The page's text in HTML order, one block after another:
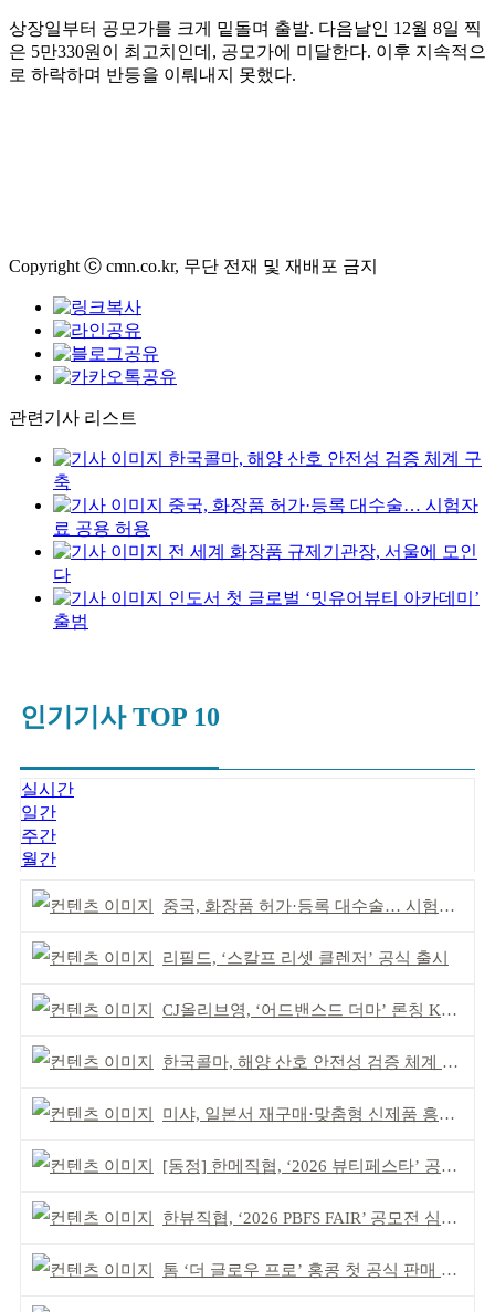
상장일부터 공모가를 크게 밑돌며 출발. 다음날인 12월 8일 찍
은 5만330원이 최고치인데, 공모가에 미달한다. 이후 지속적으
로 하락하며 반등을 이뤄내지 못했다.
Copyright ⓒ cmn.co.kr, 무단 전재 및 재배포 금지
관련기사 리스트
한국콜마, 해양 산호 안전성 검증 체계 구
축
중국, 화장품 허가·등록 대수술… 시험자
료 공용 허용
전 세계 화장품 규제기관장, 서울에 모인
다
인도서 첫 글로벌 ‘밋유어뷰티 아카데미’
출범
인기기사 TOP 10
실시간
일간
주간
월간
중국, 화장품 허가·등록 대수술… 시험자료 공용 허용
리필드, ‘스칼프 리셋 클렌저’ 공식 출시
CJ올리브영, ‘어드밴스드 더마’ 론칭 K더마 육성 박차
한국콜마, 해양 산호 안전성 검증 체계 구축
미샤, 일본서 재구매·맞춤형 신제품 흥행 ‘쌍끌이’
[동정] 한메직협, ‘2026 뷰티페스타’ 공동 주최
한뷰직협, ‘2026 PBFS FAIR’ 공모전 심사 성료
톰 ‘더 글로우 프로’ 홍콩 첫 공식 판매 완판